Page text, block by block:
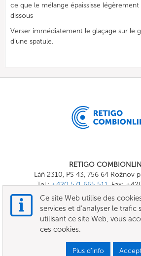
ce que le mélange épaississe
dissous
Verser immédiatement le glaçage sur le
d’une spatule.
RETIGO
Láň 2310, PS 43, 756 64 Rožnov
Tel.:+420 571 665 511, Fax:
E-mail:
TERMES ET
Ce site Web utilise des
services et d’analyser le trafic
utilisant ce site Web, vous
ces cookies.
Plus d’info